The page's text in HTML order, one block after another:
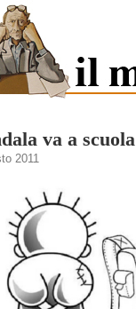
va a scuola
2011